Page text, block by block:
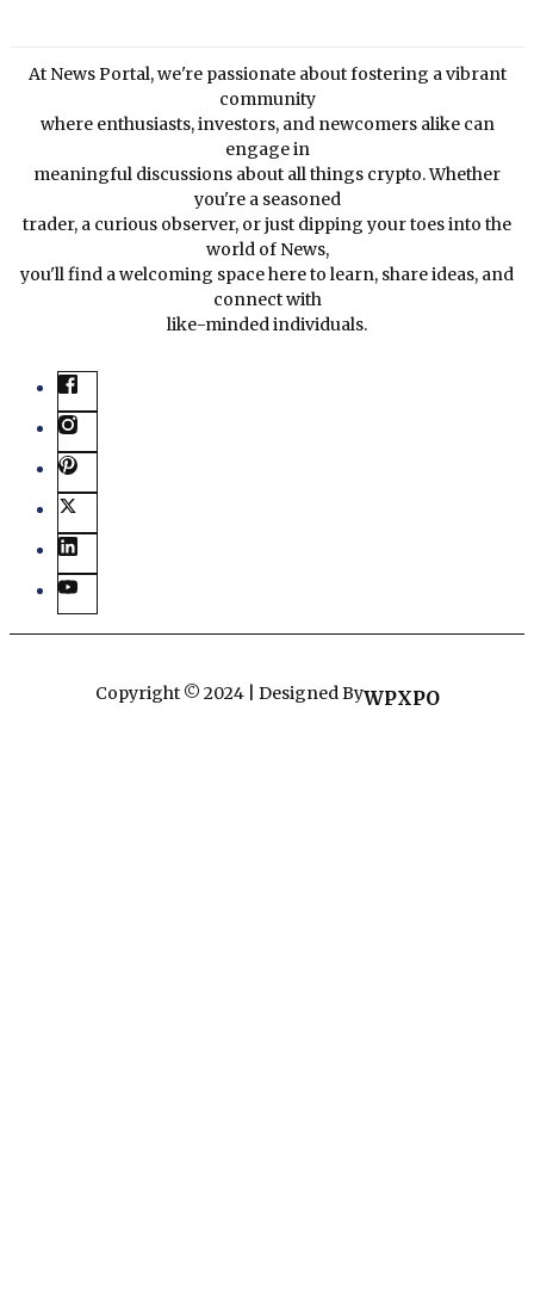
At News Portal, we're passionate about fostering a vibrant
community
where enthusiasts, investors, and newcomers alike can
engage in
meaningful discussions about all things crypto. Whether
you're a seasoned
trader, a curious observer, or just dipping your toes into the
world of News,
you'll find a welcoming space here to learn, share ideas, and
connect with
like-minded individuals.
Copyright © 2024 | Designed ByWPXPO